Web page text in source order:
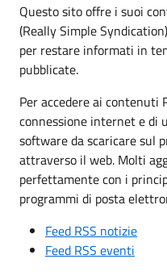
Questo sito offre i suoi
(Really Simple
per restare informati in
pubblicate.
Per accedere ai contenuti
connessione internet e di
software da scaricare sul
attraverso il web. Molti
perfettamente con i
programmi di posta
Feed RSS notizie
Feed RSS eventi